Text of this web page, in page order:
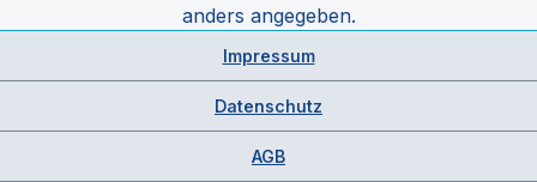
anders angegeben.
Impressum
Datenschutz
AGB